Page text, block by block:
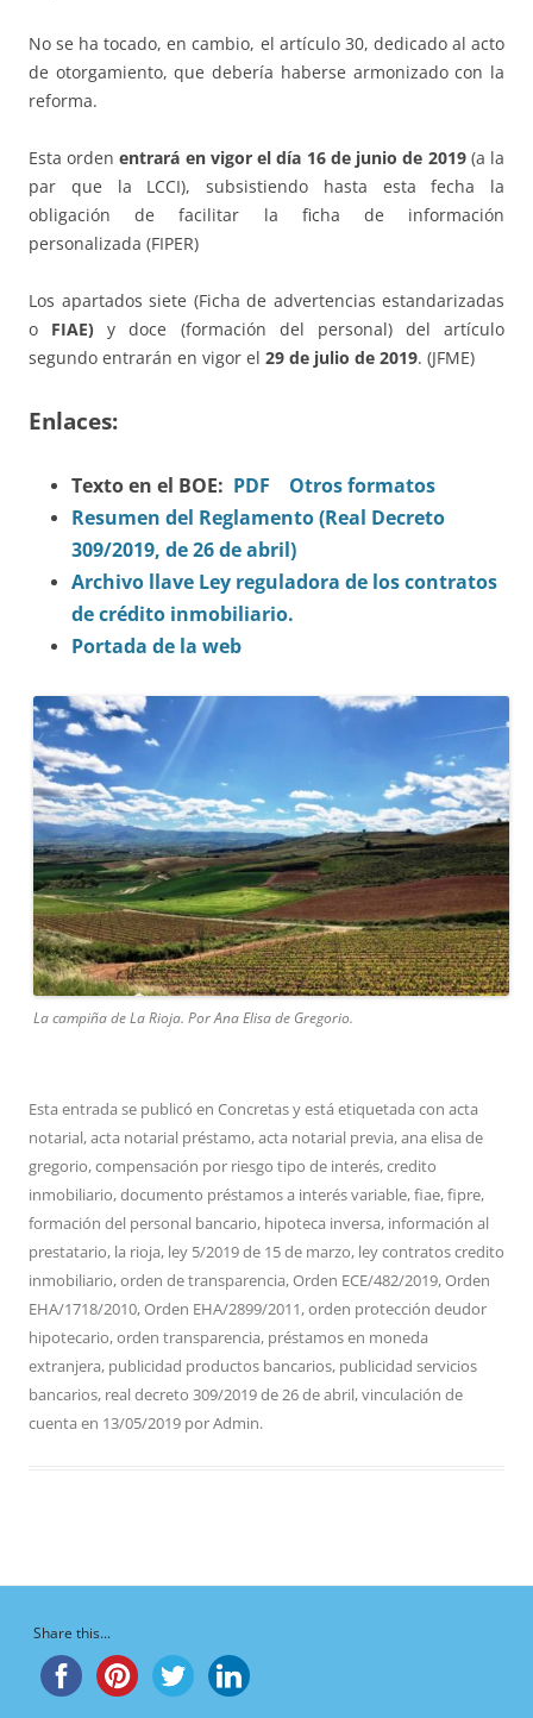
No se ha tocado, en cambio, el artículo 30, dedicado al acto
de otorgamiento, que debería haberse armonizado con la
reforma.
Esta ordenentrará en vigor el día 16 de junio de 2019(a la
par que la LCCI), subsistiendo hasta esta fecha la
obligación de facilitar la ficha de información
personalizada (FIPER)
Los apartados siete (Ficha de advertencias estandarizadas
o FIAE) y doce (formación del personal) del artículo
segundo entrarán en vigor el 29 de julio de 2019. (JFME)
Enlaces:
Texto en el BOE: PDF
Otros formatos
Resumen del Reglamento (Real Decreto
309/2019, de 26 de abril)
Archivo llave Ley reguladora de los contratos
de crédito inmobiliario.
Portada de la web
La campiña de La Rioja. Por Ana Elisa de Gregorio.
Esta entrada se publicó en Concretasy está etiquetada con acta
notarial,acta notarial préstamo,acta notarial previa,ana elisa de
gregorio,compensación por riesgo tipo de interés,credito
inmobiliario,documento préstamos a interés variable,fiae,fipre,
formación del personal bancario, hipoteca inversa, información al
prestatario, la rioja, ley 5/2019 de 15 de marzo, ley contratos credito
inmobiliario,orden de transparencia,Orden ECE/482/2019,Orden
EHA/1718/2010,Orden EHA/2899/2011,orden protección deudor
hipotecario,orden transparencia, préstamos en moneda
extranjera, publicidad productos bancarios, publicidad servicios
bancarios, real decreto 309/2019 de 26 de abril,vinculación de
cuenta en 13/05/2019 porAdmin.
Share this...